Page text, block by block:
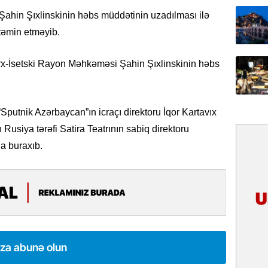
Şıxlinskinin həbs müddətinin uzadılması ilə
etməyib.
İsetski Rayon Məhkəməsi Şahin Şıxlinskinin həbs
Azərbaycan”ın icraçı direktoru İqor Kartavıx
Rusiya tərəfi Satira Teatrının sabiq direktoru
buraxıb.
abunə olun
İlin ilk
çox
Yeni